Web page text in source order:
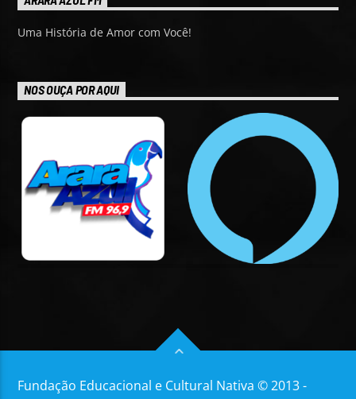
Uma História de Amor com Você!
NOS OUÇA POR AQUI
Fundação Educacional e Cultural Nativa © 2013 -